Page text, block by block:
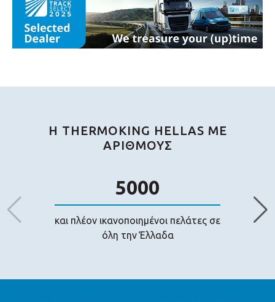
H THERMOKING HELLAS ΜΕ
ΑΡΙΘΜΟΥΣ
5000
και πλέον ικανοποιημένοι πελάτες σε
όλη την Έλλαδα